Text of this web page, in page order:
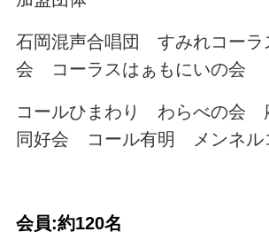
石岡混声合唱団 すみれコー
会 コーラスはぁもにいの会
コールひまわり わらべの会
同好会 コール有明 メンネル
会員:約120名